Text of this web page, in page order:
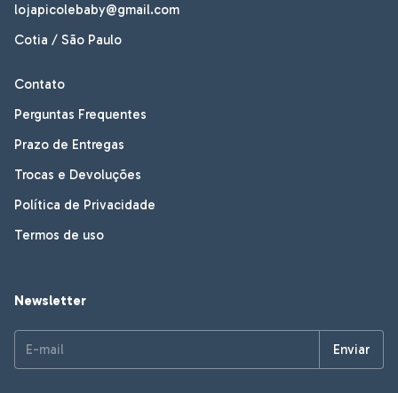
lojapicolebaby@gmail.com
Cotia / São Paulo
Contato
Perguntas Frequentes
Prazo de Entregas
Trocas e Devoluções
Política de Privacidade
Termos de uso
Newsletter